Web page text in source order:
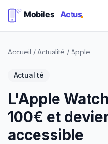
Accueil / Actualité / Apple
Actualité
L'Apple
100€ et
accessible